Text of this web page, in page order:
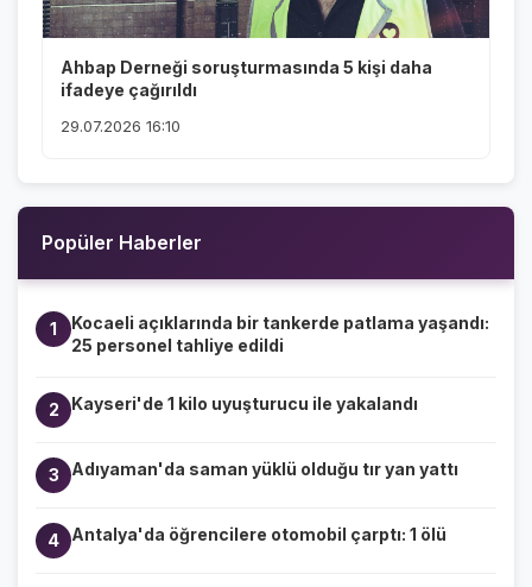
Ahbap Derneği soruşturmasında 5 kişi daha
ifadeye çağırıldı
29.07.2026 16:10
Popüler Haberler
1
Kocaeli açıklarında bir tankerde patlama yaşandı:
25 personel tahliye edildi
2 Kayseri'de 1 kilo uyuşturucu ile yakalandı
3 Adıyaman'da saman yüklü olduğu tır yan yattı
4 Antalya'da öğrencilere otomobil çarptı: 1 ölü